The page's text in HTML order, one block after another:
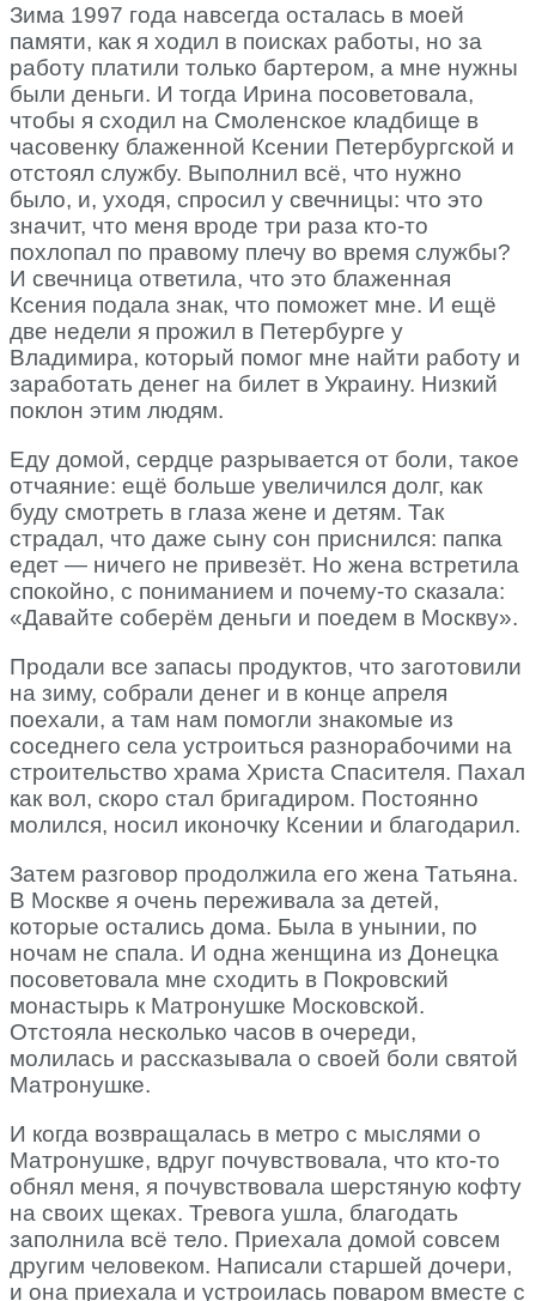
Зима 1997 года навсегда осталась в моей
памяти, как я ходил в поисках работы, но за
работу платили только бартером, а мне нужны
были деньги. И тогда Ирина посоветовала,
чтобы я сходил на Смоленское кладбище в
часовенку блаженной Ксении Петербургской и
отстоял службу. Выполнил всё, что нужно
было, и, уходя, спросил у свечницы: что это
значит, что меня вроде три раза кто-то
похлопал по правому плечу во время службы?
И свечница ответила, что это блаженная
Ксения подала знак, что поможет мне. И ещё
две недели я прожил в Петербурге у
Владимира, который помог мне найти работу и
заработать денег на билет в Украину. Низкий
поклон этим людям.
Еду домой, сердце разрывается от боли, такое
отчаяние: ещё больше увеличился долг, как
буду смотреть в глаза жене и детям. Так
страдал, что даже сыну сон приснился: папка
едет — ничего не привезёт. Но жена встретила
спокойно, с пониманием и почему-то сказала:
«Давайте соберём деньги и поедем в Москву».
Продали все запасы продуктов, что заготовили
на зиму, собрали денег и в конце апреля
поехали, а там нам помогли знакомые из
соседнего села устроиться разнорабочими на
строительство храма Христа Спасителя. Пахал
как вол, скоро стал бригадиром. Постоянно
молился, носил иконочку Ксении и благодарил.
Затем разговор продолжила его жена Татьяна.
В Москве я очень переживала за детей,
которые остались дома. Была в унынии, по
ночам не спала. И одна женщина из Донецка
посоветовала мне сходить в Покровский
монастырь к Матронушке Московской.
Отстояла несколько часов в очереди,
молилась и рассказывала о своей боли святой
Матронушке.
И когда возвращалась в метро с мыслями о
Матронушке, вдруг почувствовала, что кто-то
обнял меня, я почувствовала шерстяную кофту
на своих щеках. Тревога ушла, благодать
заполнила всё тело. Приехала домой совсем
другим человеком. Написали старшей дочери,
и она приехала и устроилась поваром вместе с